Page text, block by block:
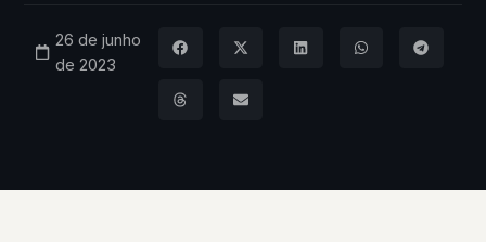
26 de junho
de 2023